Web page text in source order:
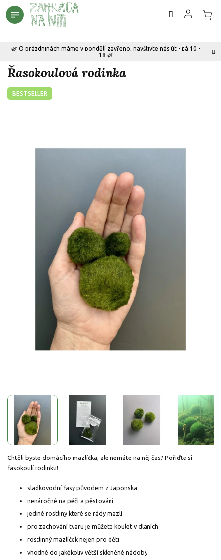
Přejít
na
🌿 O prázdninách máme v pondělí zavřeno, navštivte nás út - pá 10 -
18 🌿
Řasokoulová rodinka
BESTSELLER
Chtěli byste domácího mazlíčka, ale nemáte na něj čas? Pořiďte si
řasokoulí rodinku!
sladkovodní řasy původem z Japonska
nenáročné na péči a pěstování
jediné rostliny které se rády mazlí
pro zachování tvaru je můžete koulet v dlaních
rostlinný mazlíček nejen pro děti
vhodné do jakékoliv větší skleněné nádoby